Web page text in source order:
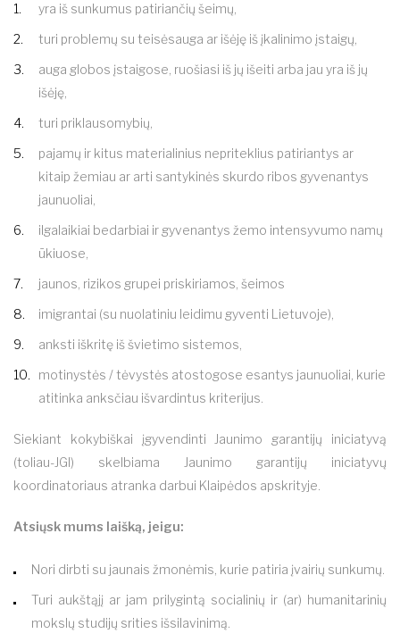
yra iš sunkumus patiriančių šeimų,
turi problemų su teisėsauga ar išėję iš įkalinimo įstaigų,
auga globos įstaigose, ruošiasi iš jų išeiti arba jau yra iš jų
išėję,
turi priklausomybių,
pajamų ir kitus materialinius nepriteklius patiriantys ar
kitaip žemiau ar arti santykinės skurdo ribos gyvenantys
jaunuoliai,
ilgalaikiai bedarbiai ir gyvenantys žemo intensyvumo namų
ūkiuose,
jaunos, rizikos grupei priskiriamos, šeimos
imigrantai (su nuolatiniu leidimu gyventi Lietuvoje),
anksti iškritę iš švietimo sistemos,
motinystės / tėvystės atostogose esantys jaunuoliai, kurie
atitinka anksčiau išvardintus kriterijus.
Siekiant kokybiškai įgyvendinti Jaunimo garantijų iniciatyvą
(toliau-JGI) skelbiama Jaunimo garantijų iniciatyvų
koordinatoriaus atranka darbui Klaipėdos apskrityje.
Atsiųsk mums laišką, jeigu:
Nori dirbti su jaunais žmonėmis, kurie patiria įvairių sunkumų.
Turi aukštąjį ar jam prilygintą socialinių ir (ar) humanitarinių
mokslų studijų srities išsilavinimą.